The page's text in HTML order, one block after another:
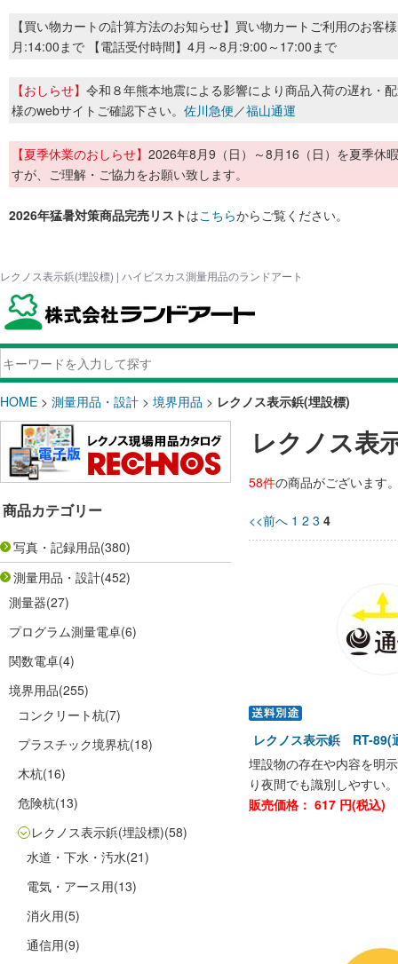
【買い物カートの計算方法のお知らせ】買い物カートご利用のお客
月:14:00まで 【電話受付時間】4月～8月:9:00～17:00まで
【おしらせ】 令和８年熊本地震による影響により商品入荷の遅れ・
様のwebサイトご確認下さい。 佐川急便／福山通運
【夏季休業のおしらせ】 2026年8月9（日）～8月16（日）を夏季休
すが、ご理解・ご協力をお願い致します。
2026年猛暑対策商品完売リストはこちらからご覧ください。
レクノス表示鋲(埋設標) | ハイビスカス測量用品のランドアート
HOME > 測量用品・設計 > 境界用品 > レクノス表示鋲(埋設標)
商品カテゴリー
写真・記録用品(380)
測量用品・設計(452)
測量器(27)
プログラム測量電卓(6)
関数電卓(4)
境界用品(255)
コンクリート杭(7)
プラスチック境界杭(18)
木杭(16)
危険杭(13)
レクノス表示鋲(埋設標)(58)
水道・下水・汚水(21)
電気・アース用(13)
消火用(5)
通信用(9)
レクノス表
58件の商品がございます
<<前へ 1 2 3 4
レクノス表示鋲 RT-
埋設物の存在や内容を明
り夜間でも識別しやすい。
販売価格： 617 円(税込)